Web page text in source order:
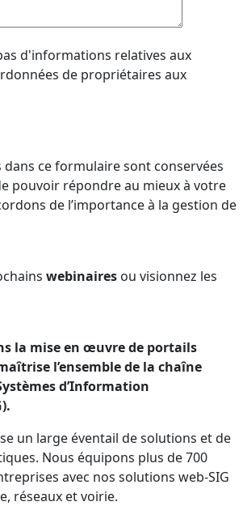
d'informations relatives aux
de propriétaires aux
dans ce formulaire sont conservées
pouvoir répondre au mieux à votre
de l’importance à la gestion de
webinaires ou visionnez les
la mise en œuvre de portails
l’ensemble de la chaîne
d’Information
un large éventail de solutions et de
Nous équipons plus de 700
avec nos solutions web-SIG
réseaux et voirie.